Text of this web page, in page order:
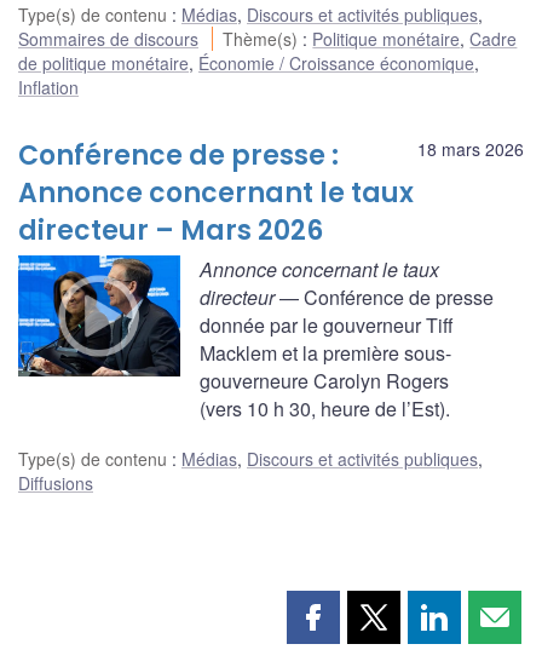
Type(s) de contenu : Médias, Discours et activités publiques,
Sommaires de discours
Thème(s) : Politique monétaire,Cadre
de politique monétaire, Économie / Croissance économique,
Inflation
18 mars 2026
Conférence de presse :
Annonce concernant le taux
directeur – Mars 2026
Annonce concernant le taux
directeur— Conférence de presse
donnée par le gouverneur Tiff
Macklem et la première sous-
gouverneure Carolyn Rogers
(vers 10 h 30, heure de l’Est).
Type(s) de contenu : Médias, Discours et activités publiques,
Diffusions
PartagerPartagerPartager